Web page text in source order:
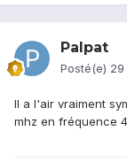
Palpat
Posté(e) 29
Il a l'air vraiment
mhz en fréquence